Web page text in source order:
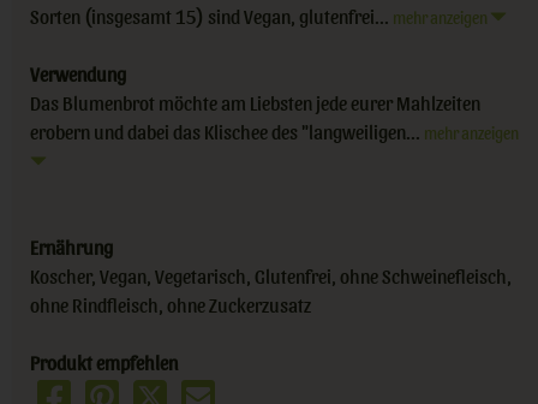
Sorten (insgesamt 15) sind Vegan, glutenfrei...
mehr anzeigen
Verwendung
Das Blumenbrot möchte am Liebsten jede eurer Mahlzeiten
erobern und dabei das Klischee des "langweiligen...
mehr anzeigen
Ernährung
Koscher, Vegan, Vegetarisch, Glutenfrei, ohne Schweinefleisch,
ohne Rindfleisch, ohne Zuckerzusatz
Produkt empfehlen